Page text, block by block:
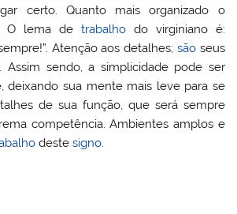
certo. Quanto mais organizado o
O lema de trabalhodo virginiano é:
Atenção aos detalhes; sãoseus
Assim sendo, a simplicidade pode ser
deixando sua mente mais leve para se
de sua função, que será sempre
competência. Ambientes amplos e
destesigno.